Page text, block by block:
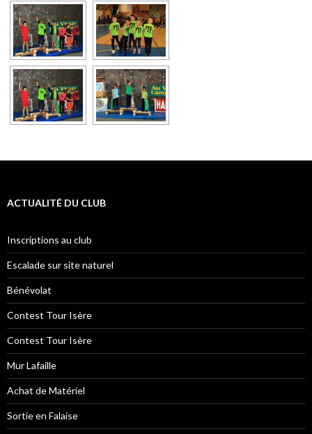
ACTUALITÉ DU CLUB
Inscriptions au club
Escalade sur site naturel
Bénévolat
Contest Tour Isère
Contest Tour Isère
Mur Lafaille
Achat de Matériel
Sortie en Falaise